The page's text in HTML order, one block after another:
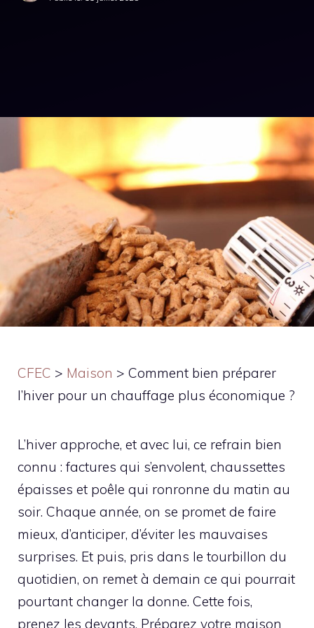
CFEC > Maison > Comment bien préparer
l’hiver pour un chauffage plus économique ?
L’hiver approche, et avec lui, ce refrain bien
connu : factures qui s’envolent, chaussettes
épaisses et poêle qui ronronne du matin au
soir. Chaque année, on se promet de faire
mieux, d’anticiper, d’éviter les mauvaises
surprises. Et puis, pris dans le tourbillon du
quotidien, on remet à demain ce qui pourrait
pourtant changer la donne. Cette fois,
prenez les devants. Préparez votre maison